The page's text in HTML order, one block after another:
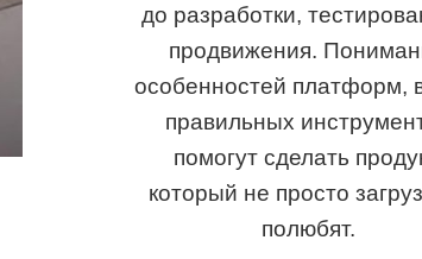
до разработки,
продвижения.
особенностей платформ,
правильных
помогут сделать
который не просто
полюбят.